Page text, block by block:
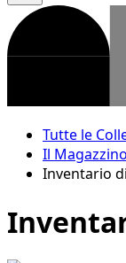
Tutte le
Il Magazzino
Inventario